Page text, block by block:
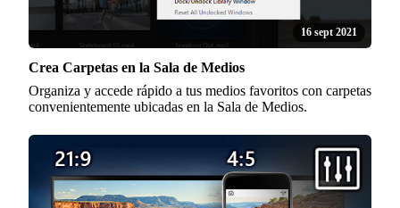
16 sept 2021
Crea Carpetas en la Sala de Medios
Organiza y accede rápido a tus medios favoritos con carpetas
convenientemente ubicadas en la Sala de Medios.